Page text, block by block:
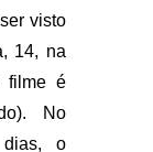
visto
14, na
filme é
No
dias, o